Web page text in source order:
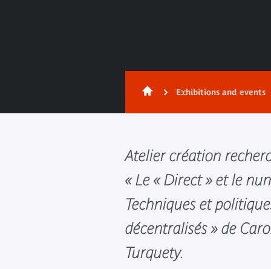
Exhibitions and events
Atelier création
« Le « Direct » et le
Techniques et
décentralisés » de
Turquety.